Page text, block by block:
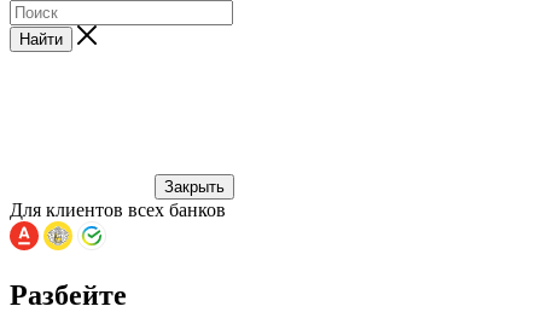
Найти
Закрыть
Для клиентов всех банков
Разбейте